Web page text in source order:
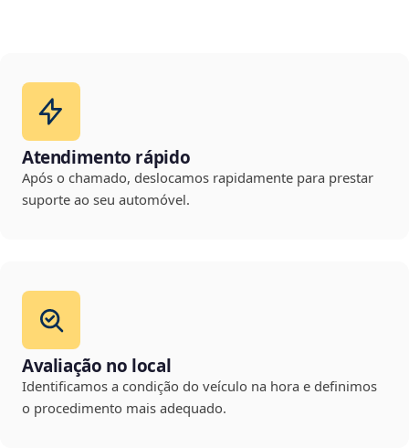
Atendimento rápido
Após o chamado, deslocamos rapidamente para prestar
suporte ao seu automóvel.
Avaliação no local
Identificamos a condição do veículo na hora e definimos
o procedimento mais adequado.